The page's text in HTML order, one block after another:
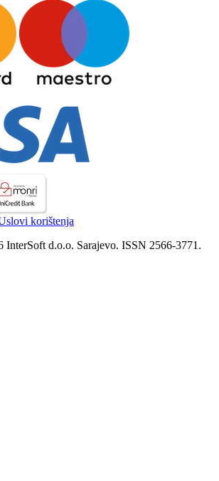
korištenja
InterSoft d.o.o. Sarajevo. ISSN 2566-3771.